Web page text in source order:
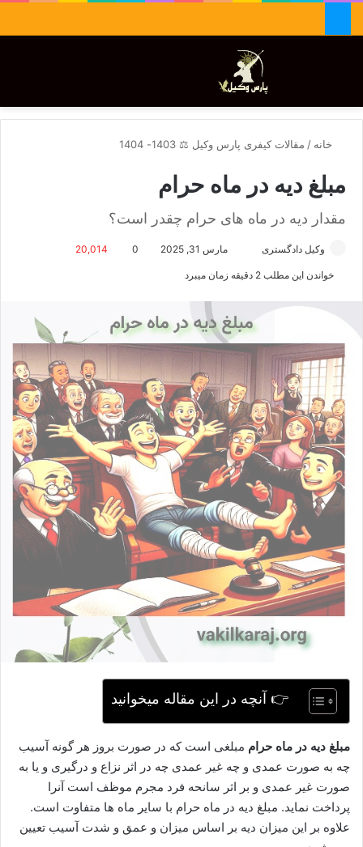
تغییر پوسته
خانه / مقالات کیفری پارس وکیل ⚖️ 1403- 1404
مبلغ دیه در ماه حرام
مقدار دیه در ماه های حرام چقدر است؟
وکیل دادگستری
ل
ا
م
ی
ل
مارس 31, 2025 0
20,014
خواندن این مطلب 2 دقیقه زمان میبرد
👉 آنچه در این مقاله میخوانید
مبلغ دیه در ماه حرام مبلغی است که در صورت بروز هر گونه آسیب
چه به صورت عمدی و چه غیر عمدی چه در اثر نزاع و درگیری و یا به
صورت غیر عمدی و بر اثر سانحه فرد مجرم موظف است آنرا
پرداخت نماید. مبلغ دیه در ماه حرام با سایر ماه ها متفاوت است.
علاوه بر این میزان دیه بر اساس میزان و عمق و شدت آسیب تعیین